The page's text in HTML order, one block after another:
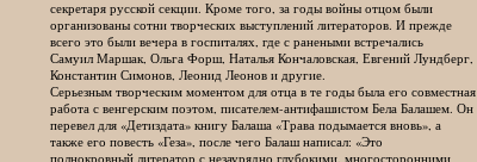
секретаря русской секции. Кроме того, за годы войны отцом были
организованы сотни творческих выступлений литераторов. И прежде
всего это были вечера в госпиталях, где с ранеными встречались
Самуил Маршак, Ольга Форш, Наталья Кончаловская, Евгений Лундберг,
Константин Симонов, Леонид Леонов и другие.
Серьезным творческим моментом для отца в те годы была его совместная
работа с венгерским поэтом, писателем-антифашистом Бела Балашем. Он
перевел для «Детиздата» книгу Балаша «Трава подымается вновь», а
также его повесть «Геза», после чего Балаш написал: «Это
полнокровный литератор с незаурядно глубокими, многосторонними